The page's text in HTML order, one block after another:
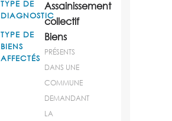
TYPE DE
DIAGNOSTIC
Assainissement
collectif
TYPE DE
BIENS
AFFECTÉS
Biens
PRÉSENTS
DANS UNE
COMMUNE
DEMANDANT
LA